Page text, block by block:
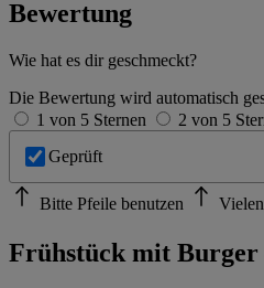
Bewertung
Wie hat es dir geschmeckt?
Die Bewertung wird automatisch
1 von 5 Sternen
2 von 5
Geprüft
Bitte Pfeile benutzen
Frühstück mit Burger